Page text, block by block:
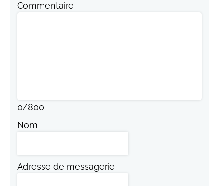
Commentaire
0/800
Nom
Adresse de messagerie